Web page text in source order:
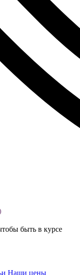
быть в курсе
Наши цены